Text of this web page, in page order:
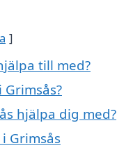
till med?
hjälpa dig med?
Grimsås